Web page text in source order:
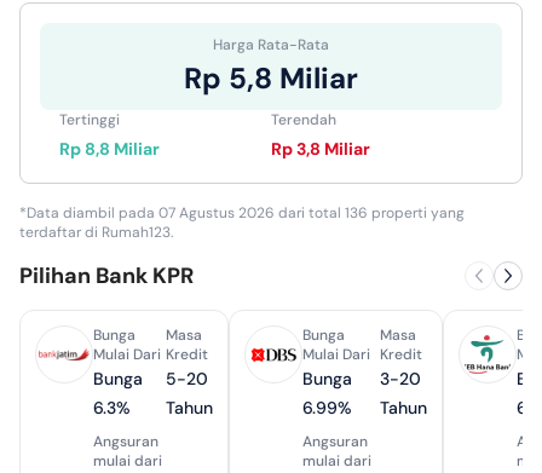
Harga Rata-Rata
Rp 5,8 Miliar
Tertinggi
Rp 8,8 Miliar
Terendah
Rp 3,8 Miliar
*Data diambil pada 07 Agustus 2026 dari total 136 properti yang
terdaftar di Rumah123.
Pilihan Bank KPR
Bunga
Mulai Dari
Bunga
6.3%
Angsuran
mulai dari
Masa
Kredit
5-20
Tahun
Bunga
Mulai Dari
Bunga
6.99%
Angsuran
mulai dari
Masa
Kredit
3-20
Tahun